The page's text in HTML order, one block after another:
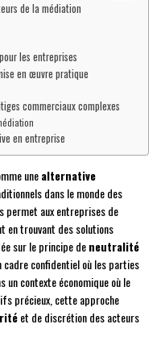
de la médiation
les entreprises
en œuvre pratique
commerciaux complexes
en entreprise
unealternative
dans le monde des
permet aux entreprises de
en trouvant des solutions
sur le principe deneutralité
confidentiel où les parties
un contexte économique où le
précieux, cette approche
et de discrétion des acteurs